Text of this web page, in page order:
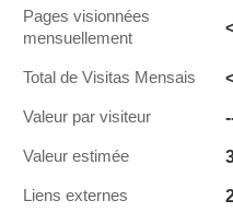
Pages visionnées
mensuellement
Total de Visitas Mensais
Valeur par visiteur
Valeur estimée
Liens externes